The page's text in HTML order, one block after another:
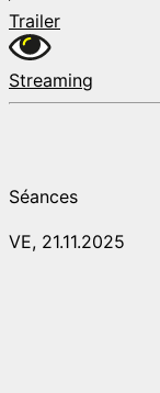
Trailer
Streaming
Séances
VE, 21.11.2025